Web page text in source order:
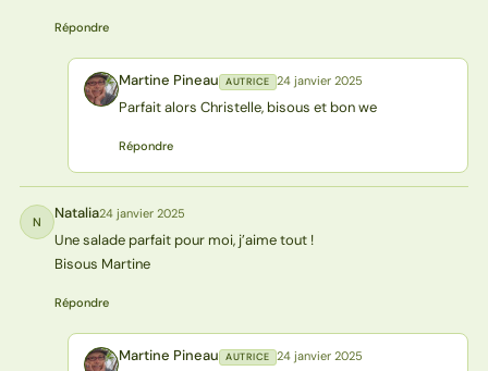
Répondre
MP Martine Pineau AUTRICE 24 janvier 2025
Parfait alors Christelle, bisous et bon we
Répondre
N Natalia24 janvier 2025
Une salade parfait pour moi, j’aime tout !
Bisous Martine
Répondre
MP Martine Pineau AUTRICE 24 janvier 2025